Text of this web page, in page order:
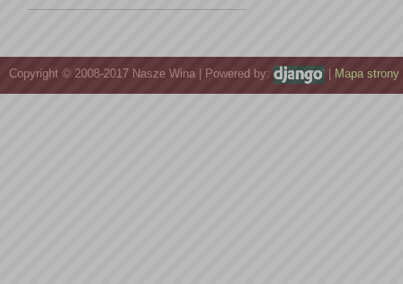
Copyright © 2008-2017 Nasze Wina | Powered by: Mapa strony